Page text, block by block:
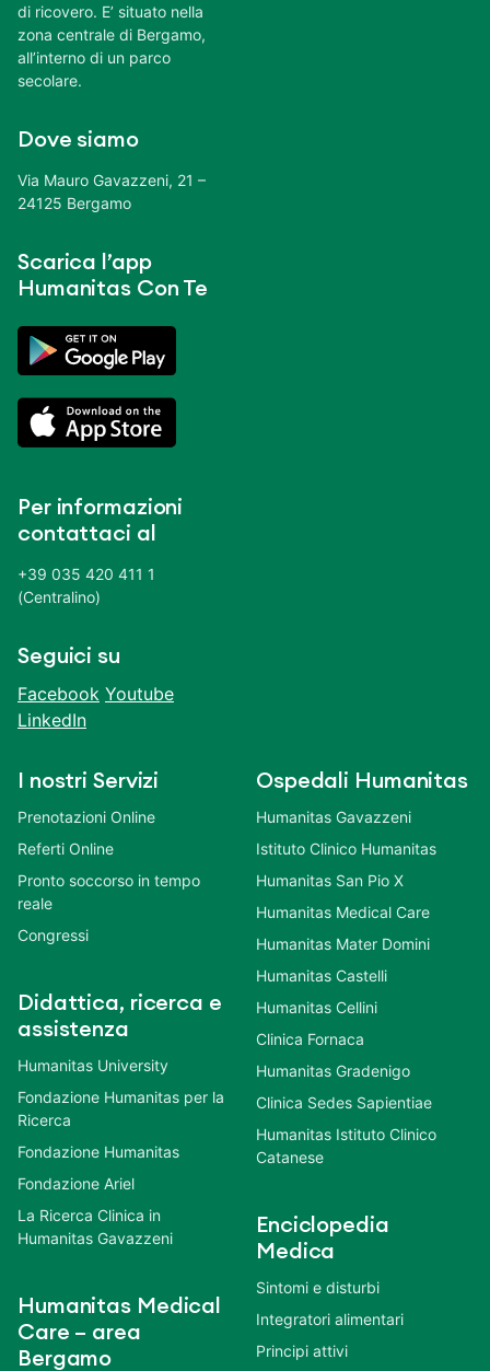
di ricovero. E’ situato nella
zona centrale di Bergamo,
all’interno di un parco
secolare.
Dove siamo
Via Mauro Gavazzeni, 21 –
24125 Bergamo
Scarica l’app
Humanitas Con Te
Per informazioni
contattaci al
+39 035 420 411 1
(Centralino)
Seguici su
Facebook Youtube
LinkedIn
I nostri Servizi
Prenotazioni Online
Referti Online
Pronto soccorso in tempo
reale
Congressi
Didattica, ricerca e
assistenza
Humanitas University
Fondazione Humanitas per la
Ricerca
Fondazione Humanitas
Fondazione Ariel
La Ricerca Clinica in
Humanitas Gavazzeni
Humanitas Medical
Care – area
Bergamo
Ospedali Humanitas
Humanitas Gavazzeni
Istituto Clinico Humanitas
Humanitas San Pio X
Humanitas Medical Care
Humanitas Mater Domini
Humanitas Castelli
Humanitas Cellini
Clinica Fornaca
Humanitas Gradenigo
Clinica Sedes Sapientiae
Humanitas Istituto Clinico
Catanese
Enciclopedia
Medica
Sintomi e disturbi
Integratori alimentari
Principi attivi